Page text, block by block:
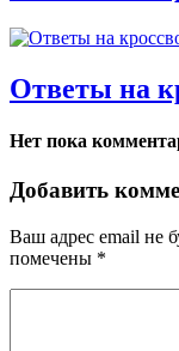
Ответы на
Нет пока
Добавить
Ваш адрес email не
помечены *